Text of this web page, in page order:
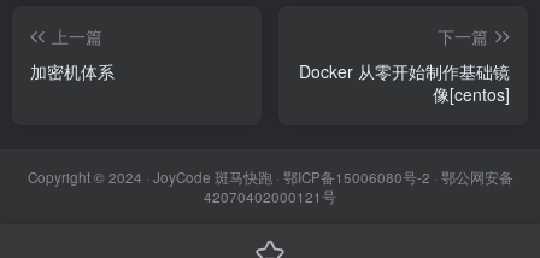
上一篇
加密机体系
下一篇
Docker 从零开始制作基础镜
像[centos]
Copyright © 2024 · JoyCode 斑马快跑· 鄂ICP备15006080号-2 · 鄂公网安备
42070402000121号